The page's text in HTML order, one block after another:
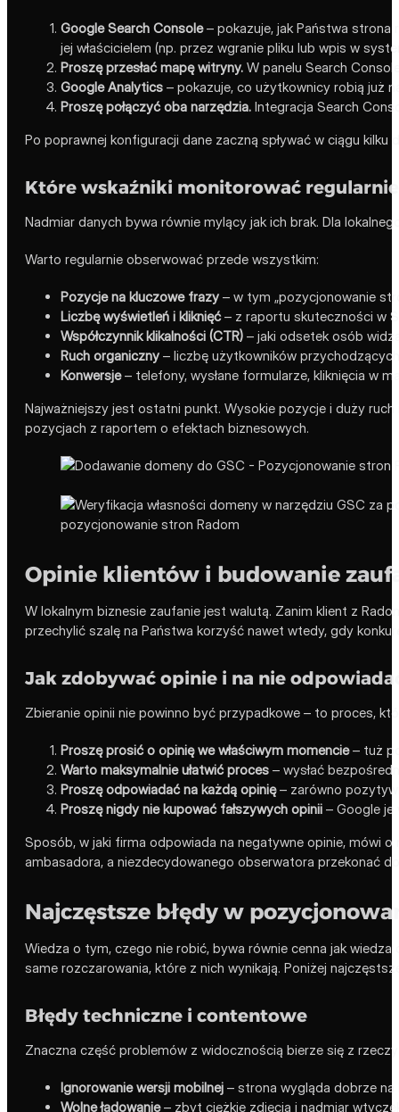
Google Search Console– pokazuje, jak Państwa strona
jej właścicielem (np. przez wgranie pliku lub wpis w
Proszę przesłać mapę witryny. W panelu Search
Google Analytics – pokazuje, co użytkownicy robią już
Proszę połączyć oba narzędzia. Integracja Search
Po poprawnej konfiguracji dane zaczną spływać w ciągu
Które wskaźniki monitorować regularnie
Nadmiar danych bywa równie mylący jak ich brak. Dla
Warto regularnie obserwować przede wszystkim:
Pozycje na kluczowe frazy – w tym „pozycjonowanie
Liczbę wyświetleń i kliknięć– z raportu skuteczności w
Współczynnik klikalności (CTR) – jaki odsetek osób
Ruch organiczny – liczbę użytkowników
Konwersje– telefony, wysłane formularze, kliknięcia w
Najważniejszy jest ostatni punkt. Wysokie pozycje i duży
pozycjach z raportem o efektach biznesowych.
Opinie klientów i budowanie
W lokalnym biznesie zaufanie jest walutą. Zanim klient z
przechylić szalę na Państwa korzyść nawet wtedy, gdy
Jak zdobywać opinie i na nie
Zbieranie opinii nie powinno być przypadkowe – to proces,
Proszę prosić o opinię we właściwym momencie– tuż
Warto maksymalnie ułatwić proces – wysłać
Proszę odpowiadać na każdą opinię– zarówno
Proszę nigdy nie kupować fałszywych opinii – Google je
Sposób, w jaki firma odpowiada na negatywne opinie, mówi
ambasadora, a niezdecydowanego obserwatora przekonać
Najczęstsze błędy w
Wiedza o tym, czego nie robić, bywa równie cenna jak
same rozczarowania, które z nich wynikają. Poniżej
Błędy techniczne i contentowe
Znaczna część problemów z widocznością bierze się z
Ignorowanie wersji mobilnej – strona wygląda dobrze
Wolne ładowanie– zbyt ciężkie zdjęcia i nadmiar